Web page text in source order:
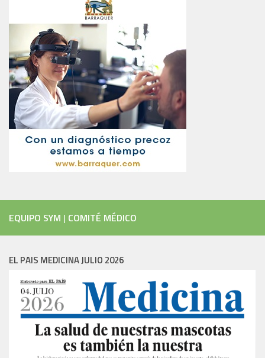
EQUIPO SYM | COMITÉ MÉDICO
EL PAIS MEDICINA JULIO 2026